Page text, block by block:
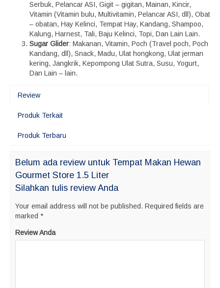
Serbuk, Pelancar ASI, Gigit – gigitan, Mainan, Kincir,
Vitamin (Vitamin bulu, Multivitamin, Pelancar ASI, dll), Obat
– obatan, Hay Kelinci, Tempat Hay, Kandang, Shampoo,
Kalung, Harnest, Tali, Baju Kelinci, Topi, Dan Lain Lain.
Sugar Glider: Makanan, Vitamin, Poch (Travel poch, Poch
Kandang, dll), Snack, Madu, Ulat hongkong, Ulat jerman
kering, Jangkrik, Kepompong Ulat Sutra, Susu, Yogurt,
Dan Lain – lain.
Review
Produk Terkait
Produk Terbaru
Belum ada review untuk Tempat Makan Hewan
Gourmet Store 1.5 Liter
Silahkan tulis review Anda
Your email address will not be published. Required fields are
marked *
Review Anda